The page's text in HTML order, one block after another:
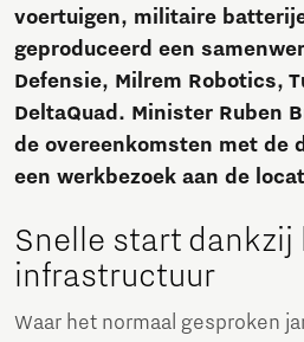
voertuigen, militaire
geproduceerd een
Defensie, Milrem Robotics,
DeltaQuad. Minister Ruben
de overeenkomsten met de
een werkbezoek aan de
Snelle start dankzij
infrastructuur
Waar het normaal gesproken